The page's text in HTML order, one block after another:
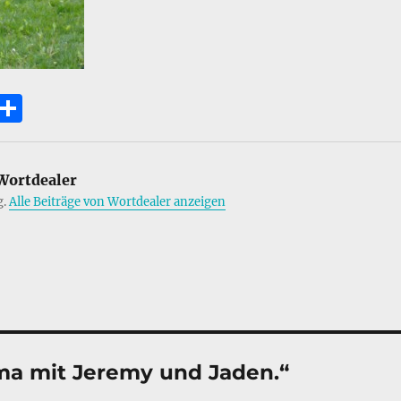
T
ei
le
n
Alle Beiträge von Wortdealer anzeigen
mit Jeremy und Jaden.“